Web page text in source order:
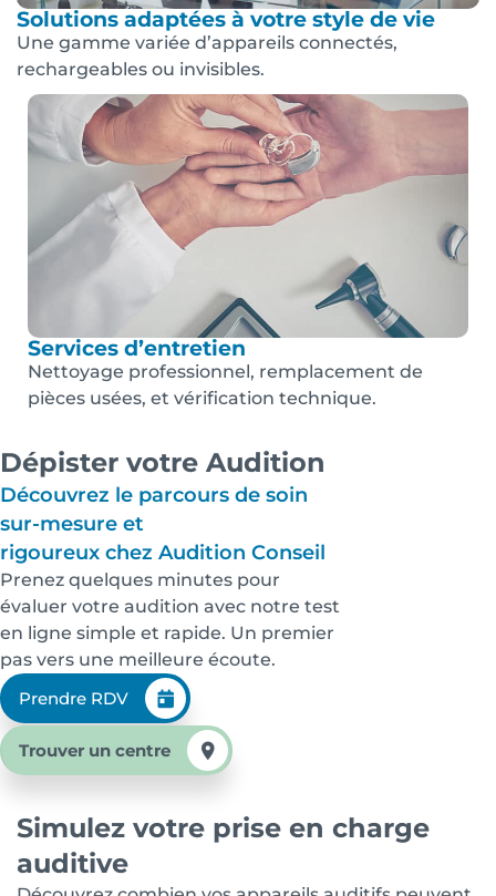
Solutions adaptées à votre style de vie
Une gamme variée d’appareils connectés,
rechargeables ou invisibles.
Services d’entretien
Nettoyage professionnel, remplacement de
pièces usées, et vérification technique.
Dépister votre Audition
Découvrez le parcours de soin
sur-mesure et
rigoureux chez Audition Conseil
Prenez quelques minutes pour
évaluer votre audition avec notre test
en ligne simple et rapide. Un premier
pas vers une meilleure écoute.
Prendre RDV
Trouver un centre
Simulez votre prise en charge
auditive